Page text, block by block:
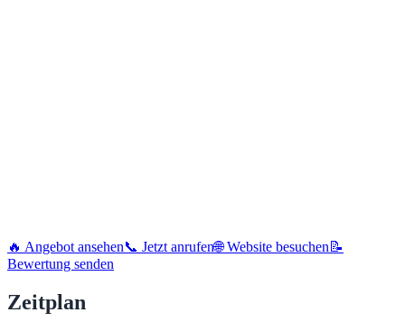
🔥 Angebot ansehen📞 Jetzt anrufen🌐 Website besuchen 📝
Bewertung senden
Zeitplan